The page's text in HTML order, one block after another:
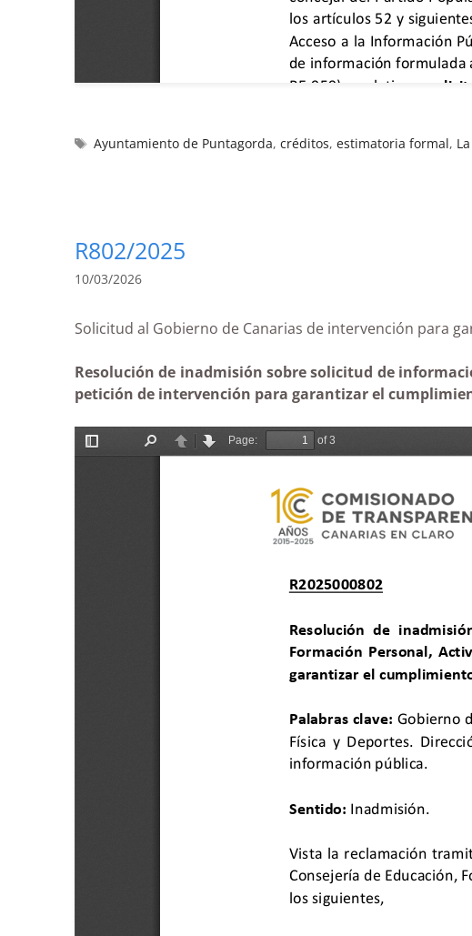
Ayuntamiento de Puntagorda,créditos,estimatoria formal,
R802/2025
10/03/2026
Solicitud al Gobierno de Canarias de intervención
Resolución de inadmisión sobre solicitud de
petición de intervención para garantizar el